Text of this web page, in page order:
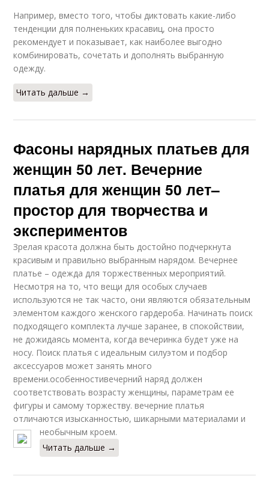
Например, вместо того, чтобы диктовать какие-либо
тенденции для полненьких красавиц, она просто
рекомендует и показывает, как наиболее выгодно
комбинировать, сочетать и дополнять выбранную
одежду.
Читать дальше →
Фасоны нарядных платьев для
женщин 50 лет. Вечерние
платья для женщин 50 лет–
простор для творчества и
экспериментов
Зрелая красота должна быть достойно подчеркнута
красивым и правильно выбранным нарядом. Вечернее
платье – одежда для торжественных мероприятий.
Несмотря на то, что вещи для особых случаев
используются не так часто, они являются обязательным
элементом каждого женского гардероба. Начинать поиск
подходящего комплекта лучше заранее, в спокойствии,
не дожидаясь момента, когда вечеринка будет уже на
носу. Поиск платья с идеальным силуэтом и подбор
аксессуаров может занять много
времени.особенностивечерний наряд должен
соответствовать возрасту женщины, параметрам ее
фигуры и самому торжеству. вечерние платья
отличаются изысканностью, шикарными материалами и
необычным кроем.
Читать дальше →